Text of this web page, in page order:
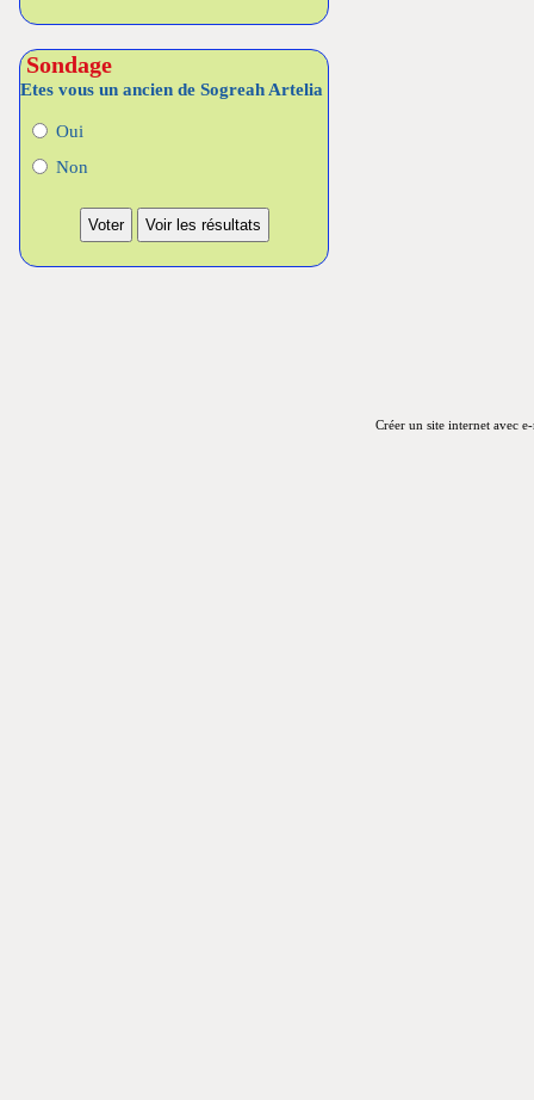
Sondage
Etes vous un ancien de Sogreah Artelia
Oui
Non
Créer un site internet avec